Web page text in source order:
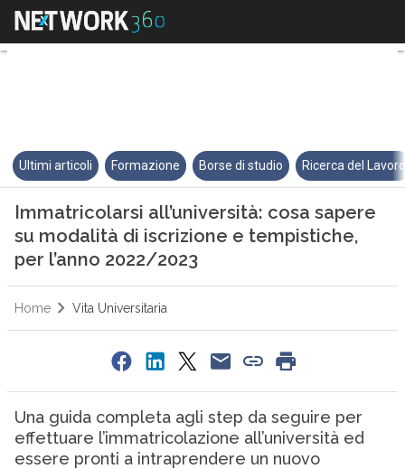
Immatricolarsi all’università:
Ultimi articoli Formazione Borse di studio Ricerca del
Immatricolarsi all’università: cosa sapere
su modalità di iscrizione e tempistiche,
per l’anno 2022/2023
Home Vita Universitaria
Una guida completa agli step da seguire per
effettuare l’immatricolazione all’università ed
essere pronti a intraprendere un nuovo